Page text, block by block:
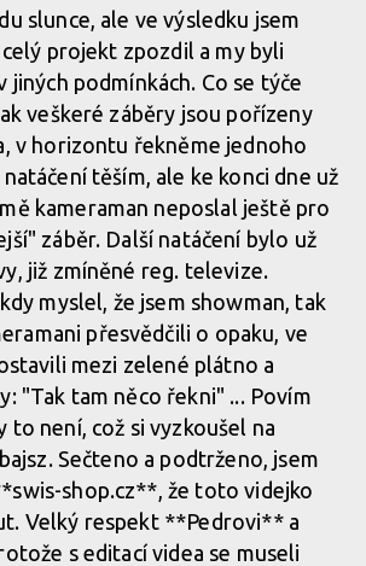
slunce, ale ve výsledku jsem
celý projekt zpozdil a my byli
jiných podmínkách. Co se týče
veškeré záběry jsou pořízeny
v horizontu řekněme jednoho
natáčení těším, ale ke konci dne už
kameraman neposlal ještě pro
záběr. Další natáčení bylo už
již zmíněné reg. televize.
myslel, že jsem showman, tak
přesvědčili o opaku, ve
mezi zelené plátno a
"Tak tam něco řekni" ... Povím
to není, což si vyzkoušel na
Sečteno a podtrženo, jsem
shop.cz**, že toto videjko
Velký respekt **Pedrovi** a
s editací videa se museli